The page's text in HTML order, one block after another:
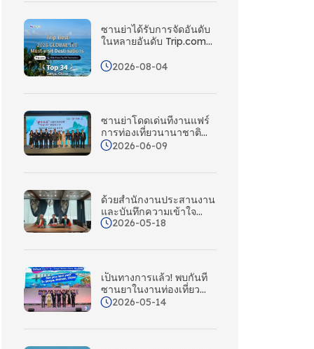
ซานย่าได้รับการจัดอันดับ
ในหลายอันดับ Trip.com
เกาะเขตร้อนได้รับการ
2026-08-04
ซานย่าโดดเด่นที่งานแฟร์
การท่องเที่ยวนานาชาติ
โซล วางแผนการผจญภัย
2026-06-09
ด้วยสํานักงานประสานงาน
และบันทึกความเข้าใจ
ซานยากําลังขยายตลาด
อย่างแข็งขัน และสร้าง
เสริมการขายที่ครอบคลุม
ทั่วเอเชียกลาง
2026-05-18
เป็นทางการแล้ว! พบกันที่
ซานยาในงานท่องเที่ยว
ระดับสูงของเอเชียแปซิฟิก
2026-05-14